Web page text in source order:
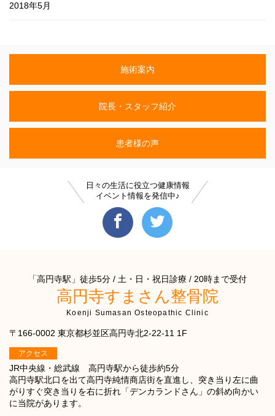
2018年5月
施術案内
院長・スタッフ紹介
患者様の声
日々の生活に役立つ健康情報
イベント情報を発信中♪
「高円寺駅」徒歩5分 / 土・日・祝日診療 / 20時まで受付
高円寺すまさん整骨院
Koenji Sumasan Osteopathic Clinic
〒166-0002 東京都杉並区高円寺北2-22-11 1F
アクセス
JR中央線・総武線 高円寺駅から徒歩約5分
高円寺駅北口を出て高円寺純情商店街を直進し、突き当り左に曲
がりすぐ突き当りを右に折れ「デンカランドさん」の斜め向かい
に当院があります。